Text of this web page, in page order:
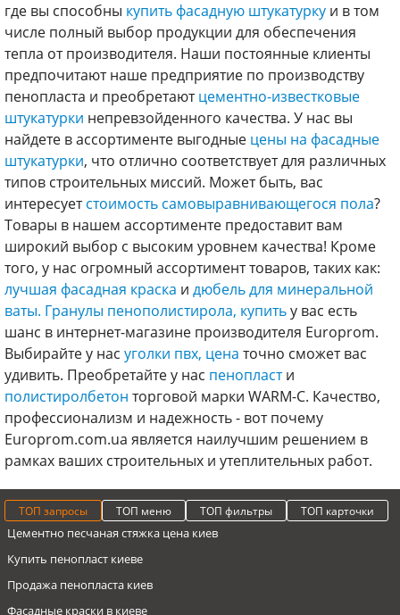
где вы способны купить фасадную штукатурку и в том
числе полный выбор продукции для обеспечения
тепла от производителя. Наши постоянные клиенты
предпочитают наше предприятие по производству
пенопласта и преобретаютцементно-известковые
штукатурки непревзойденного качества. У нас вы
найдете в ассортименте выгодные цены на фасадные
штукатурки, что отлично соответствует для различных
типов строительных миссий. Может быть, вас
интересуетстоимость самовыравнивающегося пола?
Товары в нашем ассортименте предоставит вам
широкий выбор с высоким уровнем качества! Кроме
того, у нас огромный ассортимент товаров, таких как:
лучшая фасадная краска и дюбель для минеральной
ваты. Гранулы пенополистирола, купитьу вас есть
шанс в интернет-магазине производителя Europrom.
Выбирайте у нас уголки пвх, цена точно сможет вас
удивить. Преобретайте у нас пенопласти
полистиролбетон торговой марки WARM-C. Качество,
профессионализм и надежность - вот почему
Europrom.com.ua является наилучшим решением в
рамках ваших строительных и утеплительных работ.
ТОП запросы ТОП меню ТОП фильтры ТОП карточки
Цементно песчаная стяжка цена киев
Купить пенопласт киеве
Продажа пенопласта киев
Фасадные краски в киеве